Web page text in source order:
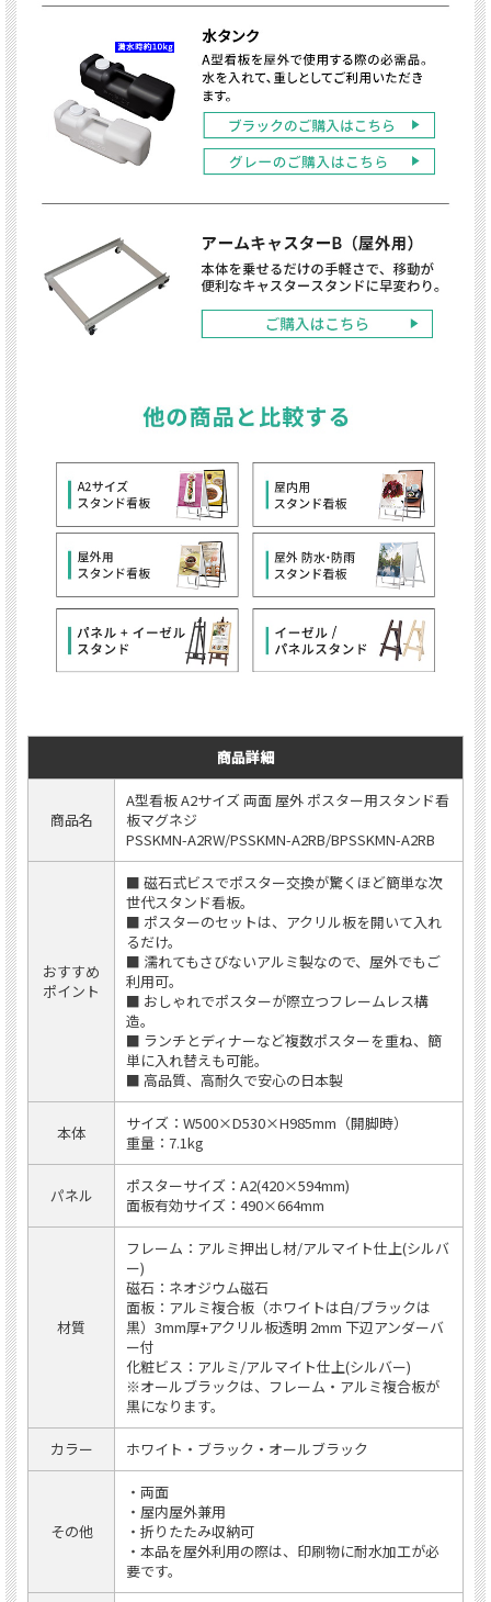
商品詳細
商品名
A型看板 A2サイズ 両面 屋外 ポスター用スタンド看
板マグネジ
PSSKMN-A2RW/PSSKMN-A2RB/BPSSKMN-A2RB
おすすめ
ポイント
■ 磁石式ビスでポスター交換が驚くほど簡単な次
世代スタンド看板。
■ ポスターのセットは、アクリル板を開いて入れ
るだけ。
■ 濡れてもさびないアルミ製なので、屋外でもご
利用可。
■ おしゃれでポスターが際立つフレームレス構
造。
■ ランチとディナーなど複数ポスターを重ね、簡
単に入れ替えも可能。
■ 高品質、高耐久で安心の日本製
本体
サイズ：W500×D530×H985mm（開脚時）
重量：7.1kg
パネル
ポスターサイズ：A2(420×594mm)
面板有効サイズ：490×664mm
材質
フレーム：アルミ押出し材/アルマイト仕上(シルバ
ー)
磁石：ネオジウム磁石
面板：アルミ複合板（ホワイトは白/ブラックは
黒）3mm厚+アクリル板透明 2mm 下辺アンダーバ
ー付
化粧ビス：アルミ/アルマイト仕上(シルバー)
※オールブラックは、フレーム・アルミ複合板が
黒になります。
カラー ホワイト・ブラック・オールブラック
その他
・両面
・屋内屋外兼用
・折りたたみ収納可
・本品を屋外利用の際は、印刷物に耐水加工が必
要です。